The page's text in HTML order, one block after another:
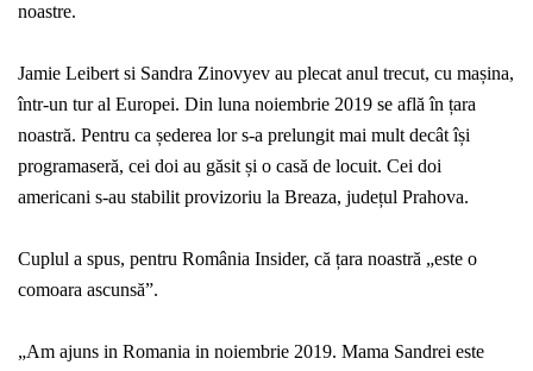
noastre.
Jamie Leibert si Sandra Zinovyev au plecat anul trecut, cu mașina,
într-un tur al Europei. Din luna noiembrie 2019 se află în țara
noastră. Pentru ca șederea lor s-a prelungit mai mult decât își
programaseră, cei doi au găsit și o casă de locuit. Cei doi
americani s-au stabilit provizoriu la Breaza, județul Prahova.
Cuplul a spus, pentru România Insider, că țara noastră „este o
comoara ascunsă”.
„Am ajuns in Romania in noiembrie 2019. Mama Sandrei este